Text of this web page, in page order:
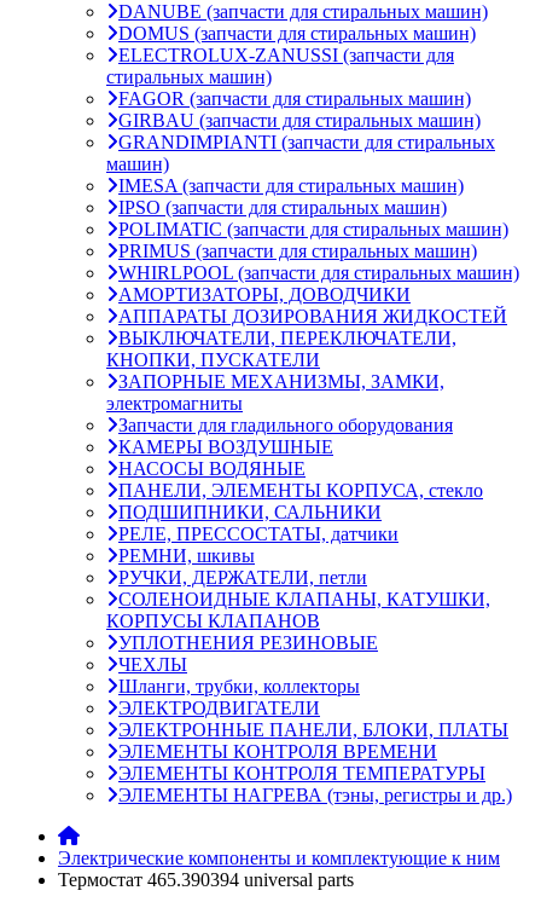
DANUBE (запчасти для стиральных машин)
DOMUS (запчасти для стиральных машин)
ELECTROLUX-ZANUSSI (запчасти для
стиральных машин)
FAGOR (запчасти для стиральных машин)
GIRBAU (запчасти для стиральных машин)
GRANDIMPIANTI (запчасти для стиральных
машин)
IMESA (запчасти для стиральных машин)
IPSO (запчасти для стиральных машин)
POLIMATIC (запчасти для стиральных машин)
PRIMUS (запчасти для стиральных машин)
WHIRLPOOL (запчасти для стиральных машин)
АМОРТИЗАТОРЫ, ДОВОДЧИКИ
АППАРАТЫ ДОЗИРОВАНИЯ ЖИДКОСТЕЙ
ВЫКЛЮЧАТЕЛИ, ПЕРЕКЛЮЧАТЕЛИ,
КНОПКИ, ПУСКАТЕЛИ
ЗАПОРНЫЕ МЕХАНИЗМЫ, ЗАМКИ,
электромагниты
Запчасти для гладильного оборудования
КАМЕРЫ ВОЗДУШНЫЕ
НАСОСЫ ВОДЯНЫЕ
ПАНЕЛИ, ЭЛЕМЕНТЫ КОРПУСА, стекло
ПОДШИПНИКИ, САЛЬНИКИ
РЕЛЕ, ПРЕССОСТАТЫ, датчики
РЕМНИ, шкивы
РУЧКИ, ДЕРЖАТЕЛИ, петли
СОЛЕНОИДНЫЕ КЛАПАНЫ, КАТУШКИ,
КОРПУСЫ КЛАПАНОВ
УПЛОТНЕНИЯ РЕЗИНОВЫЕ
ЧЕХЛЫ
Шланги, трубки, коллекторы
ЭЛЕКТРОДВИГАТЕЛИ
ЭЛЕКТРОННЫЕ ПАНЕЛИ, БЛОКИ, ПЛАТЫ
ЭЛЕМЕНТЫ КОНТРОЛЯ ВРЕМЕНИ
ЭЛЕМЕНТЫ КОНТРОЛЯ ТЕМПЕРАТУРЫ
ЭЛЕМЕНТЫ НАГРЕВА (тэны, регистры и др.)
Электрические компоненты и комплектующие к ним
Термостат 465.390394 universal parts